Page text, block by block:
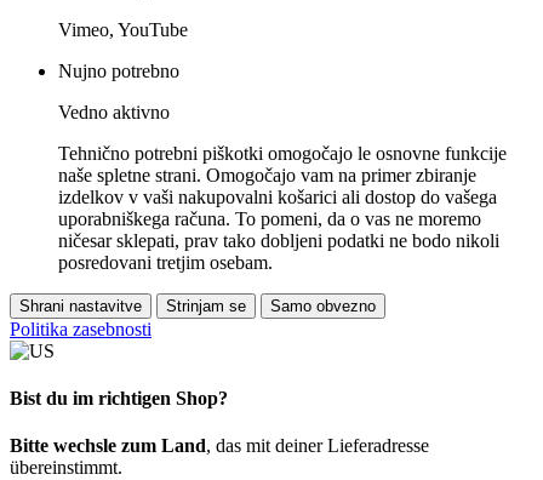
Vimeo, YouTube
Nujno potrebno
Vedno aktivno
Tehnično potrebni piškotki omogočajo le osnovne funkcije
naše spletne strani. Omogočajo vam na primer zbiranje
izdelkov v vaši nakupovalni košarici ali dostop do vašega
uporabniškega računa. To pomeni, da o vas ne moremo
ničesar sklepati, prav tako dobljeni podatki ne bodo nikoli
posredovani tretjim osebam.
Shrani nastavitve Strinjam se Samo obvezno
Politika zasebnosti
Bist du im richtigen Shop?
Bitte wechsle zum Land, das mit deiner Lieferadresse
übereinstimmt.